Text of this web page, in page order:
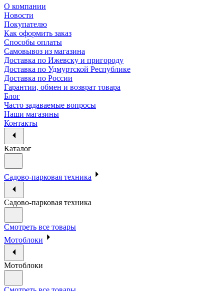
О компании
Новости
Покупателю
Как оформить заказ
Способы оплаты
Самовывоз из магазина
Доставка по Ижевску и пригороду
Доставка по Удмуртской Республике
Доставка по России
Гарантии, обмен и возврат товара
Блог
Часто задаваемые вопросы
Наши магазины
Контакты
Каталог
Садово-парковая техника
Садово-парковая техника
Смотреть все товары
Мотоблоки
Мотоблоки